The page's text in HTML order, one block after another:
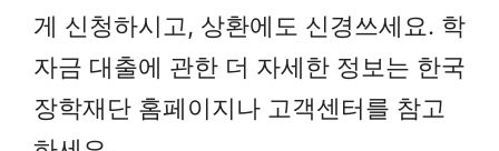
게 신청하시고, 상환에도 신경쓰세요. 학
자금 대출에 관한 더 자세한 정보는 한국
장학재단 홈페이지나 고객센터를 참고